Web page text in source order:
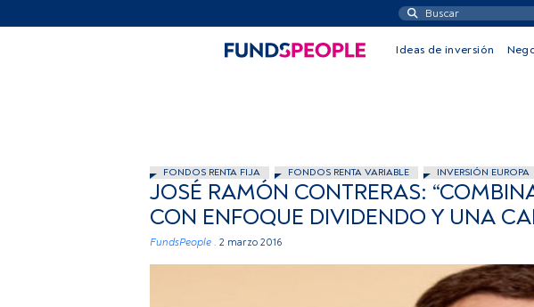
Ideas de inversión
FONDOS RENTA FIJA FONDOS RENTA VARIABLE INVERSIÓN EUROPA
JOSÉ RAMÓN CONTRERAS:
CON ENFOQUE DIVIDENDO Y UNA
FundsPeople . 2 marzo 2016